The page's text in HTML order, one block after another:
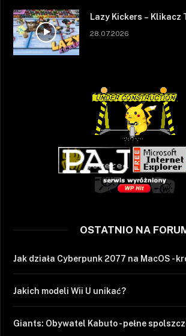
Lazy Kickers – Klikacz
28.07.2026
OSTATNIO NA
Jak działa Cyberpunk 2077 na MacOS -
Jakich modeli Wii U unikać?
Giants: Obywatel Kabuto - pełne